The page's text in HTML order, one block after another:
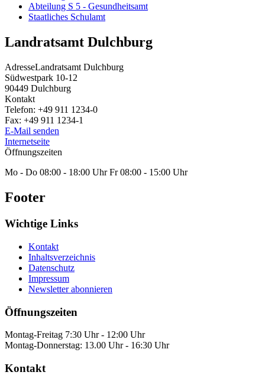
Abteilung S 5 - Gesundheitsamt
Staatliches Schulamt
Landratsamt Dulchburg
AdresseLandratsamt Dulchburg
Südwestpark 10-12
90449 Dulchburg
Kontakt
Telefon: +49 911 1234-0
Fax: +49 911 1234-1
E-Mail senden
Internetseite
Öffnungszeiten
Mo - Do 08:00 - 18:00 Uhr Fr 08:00 - 15:00 Uhr
Footer
Wichtige Links
Kontakt
Inhaltsverzeichnis
Datenschutz
Impressum
Newsletter abonnieren
Öffnungszeiten
Montag-Freitag 7:30 Uhr - 12:00 Uhr
Montag-Donnerstag: 13.00 Uhr - 16:30 Uhr
Kontakt